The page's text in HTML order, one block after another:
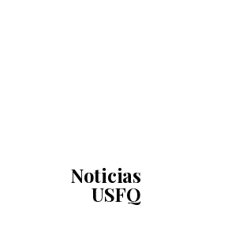
Noticias
USFQ